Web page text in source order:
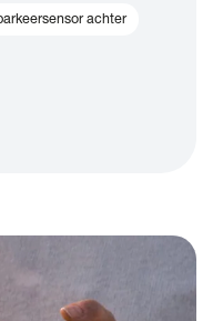
achter